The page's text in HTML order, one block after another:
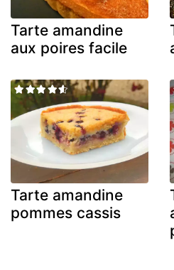
Tarte amandine
aux poires facile
Tarte amandine
pommes cassis